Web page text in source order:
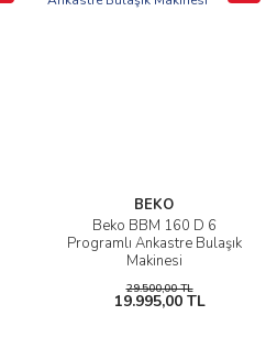
BEKO
Beko BBM 160 D 6
Programlı Ankastre Bulaşık
Makinesi
29.500,00 TL
19.995,00 TL